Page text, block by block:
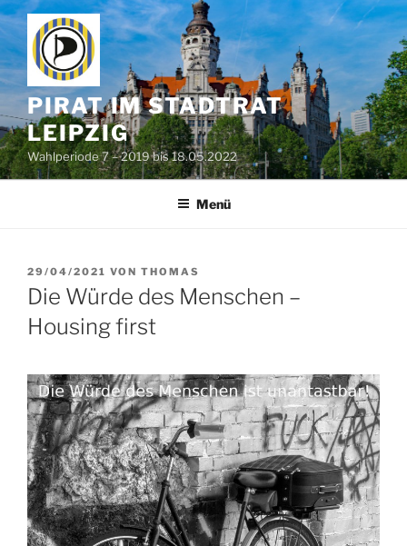
Zum
Inhalt
springen
PIRAT IM STADTRAT
LEIPZIG
Wahlperiode 7 – 2019 bis 18.05.2022
Menü
VERÖFFENTLICHT
AM
29/04/2021 VON THOMAS
Die Würde des Menschen –
Housing first